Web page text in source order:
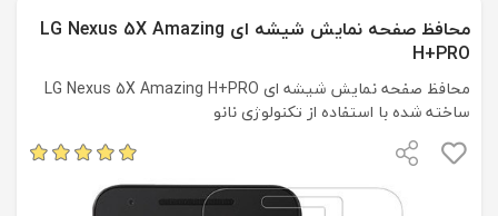
محافظ صفحه نمایش شیشه ای LG Nexus 5X Amazing
H+PRO
محافظ صفحه نمایش شیشه ای LG Nexus 5X Amazing H+PRO
ساخته شده با استفاده از تکنولوژی نانو